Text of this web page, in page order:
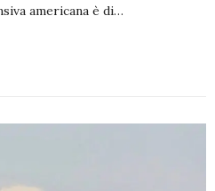
americana è di…